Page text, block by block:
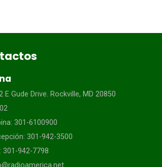
E Gude Drive. Rockville, MD 20850
301-6100900
301-942-3500
301-942-7798